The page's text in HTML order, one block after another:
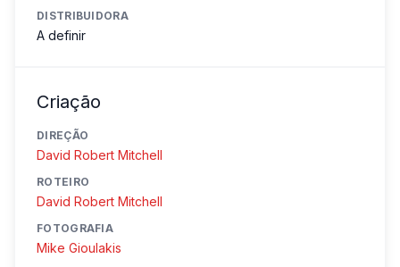
DISTRIBUIDORA
A definir
Criação
DIREÇÃO
David Robert Mitchell
ROTEIRO
David Robert Mitchell
FOTOGRAFIA
Mike Gioulakis